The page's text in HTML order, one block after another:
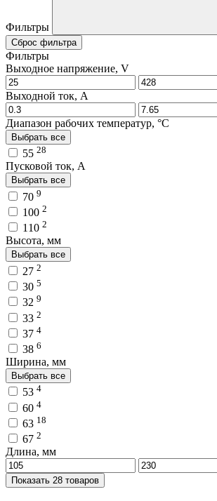
Фильтры
Сброс фильтра
Фильтры
Выходное напряжение, V
Выходной ток, A
Диапазон рабочих температур, °C
Выбрать все
55 28
Пусковой ток, A
Выбрать все
70 9
100 2
110 2
Высота, мм
Выбрать все
27 2
30 5
32 9
33 2
37 4
38 6
Ширина, мм
Выбрать все
53 4
60 4
63 18
67 2
Длина, мм
Показать 28 товаров